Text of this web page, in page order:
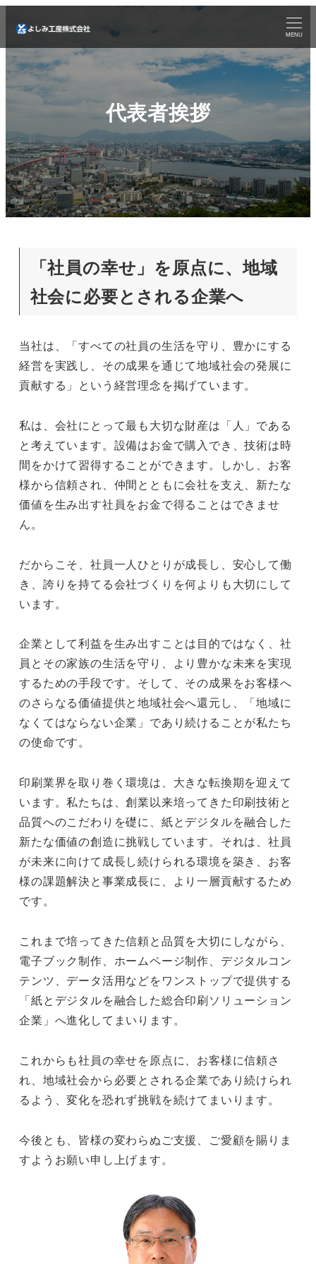
MENU
代表者挨拶
「社員の幸せ」を原点に、地域
社会に必要とされる企業へ
当社は、「すべての社員の生活を守り、豊かにする
経営を実践し、その成果を通じて地域社会の発展に
貢献する」という経営理念を掲げています。
私は、会社にとって最も大切な財産は「人」である
と考えています。設備はお金で購入でき、技術は時
間をかけて習得することができます。しかし、お客
様から信頼され、仲間とともに会社を支え、新たな
価値を生み出す社員をお金で得ることはできませ
ん。
だからこそ、社員一人ひとりが成長し、安心して働
き、誇りを持てる会社づくりを何よりも大切にして
います。
企業として利益を生み出すことは目的ではなく、社
員とその家族の生活を守り、より豊かな未来を実現
するための手段です。そして、その成果をお客様へ
のさらなる価値提供と地域社会へ還元し、「地域に
なくてはならない企業」であり続けることが私たち
の使命です。
印刷業界を取り巻く環境は、大きな転換期を迎えて
います。私たちは、創業以来培ってきた印刷技術と
品質へのこだわりを礎に、紙とデジタルを融合した
新たな価値の創造に挑戦しています。それは、社員
が未来に向けて成長し続けられる環境を築き、お客
様の課題解決と事業成長に、より一層貢献するため
です。
これまで培ってきた信頼と品質を大切にしながら、
電子ブック制作、ホームページ制作、デジタルコン
テンツ、データ活用などをワンストップで提供する
「紙とデジタルを融合した総合印刷ソリューション
企業」へ進化してまいります。
これからも社員の幸せを原点に、お客様に信頼さ
れ、地域社会から必要とされる企業であり続けられ
るよう、変化を恐れず挑戦を続けてまいります。
今後とも、皆様の変わらぬご支援、ご愛顧を賜りま
すようお願い申し上げます。